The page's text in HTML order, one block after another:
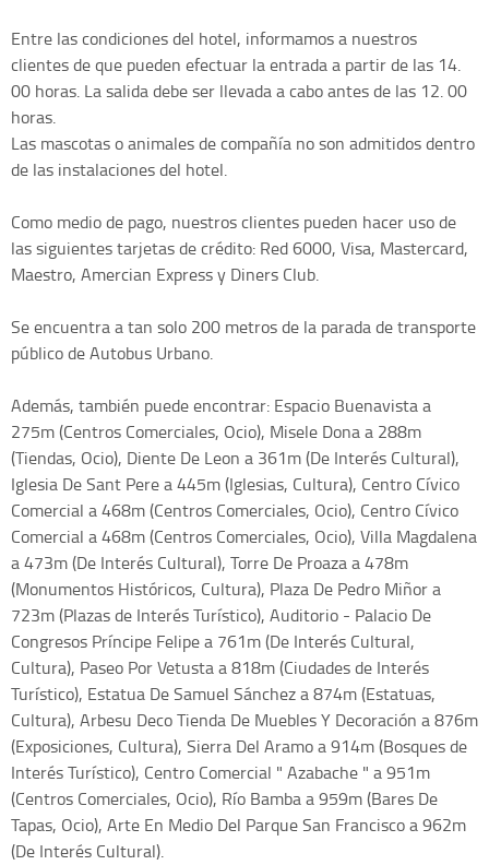
Entre las condiciones del hotel, informamos a nuestros
clientes de que pueden efectuar la entrada a partir de las 14.
00 horas. La salida debe ser llevada a cabo antes de las 12. 00
horas.
Las mascotas o animales de compañía no son admitidos dentro
de las instalaciones del hotel.
Como medio de pago, nuestros clientes pueden hacer uso de
las siguientes tarjetas de crédito: Red 6000, Visa, Mastercard,
Maestro, Amercian Express y Diners Club.
Se encuentra a tan solo 200 metros de la parada de transporte
público de Autobus Urbano.
Además, también puede encontrar: Espacio Buenavista a
275m (Centros Comerciales, Ocio), Misele Dona a 288m
(Tiendas, Ocio), Diente De Leon a 361m (De Interés Cultural),
Iglesia De Sant Pere a 445m (Iglesias, Cultura), Centro Cívico
Comercial a 468m (Centros Comerciales, Ocio), Centro Cívico
Comercial a 468m (Centros Comerciales, Ocio), Villa Magdalena
a 473m (De Interés Cultural), Torre De Proaza a 478m
(Monumentos Históricos, Cultura), Plaza De Pedro Miñor a
723m (Plazas de Interés Turístico), Auditorio - Palacio De
Congresos Príncipe Felipe a 761m (De Interés Cultural,
Cultura), Paseo Por Vetusta a 818m (Ciudades de Interés
Turístico), Estatua De Samuel Sánchez a 874m (Estatuas,
Cultura), Arbesu Deco Tienda De Muebles Y Decoración a 876m
(Exposiciones, Cultura), Sierra Del Aramo a 914m (Bosques de
Interés Turístico), Centro Comercial " Azabache " a 951m
(Centros Comerciales, Ocio), Río Bamba a 959m (Bares De
Tapas, Ocio), Arte En Medio Del Parque San Francisco a 962m
(De Interés Cultural).